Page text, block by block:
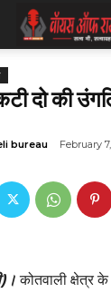
दो की
bureau February
कोतवाली क्षेत्र